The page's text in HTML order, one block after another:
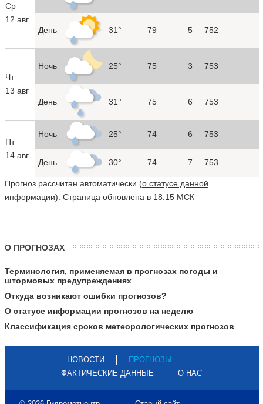
Ср
12 авг
День 31° 79 5 752
Чт
13 авг
Ночь 25° 75 3 753
День 31° 75 6 753
Пт
14 авг
Ночь 25° 74 6 753
День 30° 74 7 753
Прогноз рассчитан автоматически (о статусе данной
информации). Страница обновлена в 18:15 МСК
О ПРОГНОЗАХ
Терминология, применяемая в прогнозах погоды и
штормовых предупреждениях
Откуда возникают ошибки прогнозов?
О статусе информации прогнозов на неделю
Классификация сроков метеорологических прогнозов
НОВОСТИ
ПРОГНОЗЫ
ФАКТИЧЕСКИЕ ДАННЫЕ
О НАС